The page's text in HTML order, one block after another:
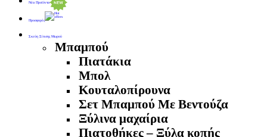
Νέα Προϊόντα
Προσφορές
Σκεύη Σίτισης Μωρού
Μπαμπού
Πιατάκια
Μπολ
Κουταλοπίρουνα
Σετ Μπαμπού Με Βεντούζα
Ξύλινα μαχαίρια
Πιατοθήκες – Ξύλα κοπής